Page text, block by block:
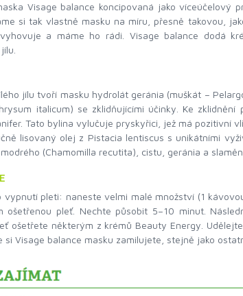
Visage balance koncipovaná jako
si tak vlastně masku na míru, přesně takovou,
a máme ho rádi. Visage balance dodá
jílu tvoří masku hydrolát geránia (muškát –
italicum) se zklidňujícími účinky. Ke
Tato bylina vylučuje pryskyřici, jež má pozitivní
lisovaný olej z Pistacia lentiscus s unikátními
(Chamomilla recutita), cistu, geránia a
vypnutí pleti: naneste velmi malé množství (1
ošetřenou pleť. Nechte působit 5–10 minut.
ošetřete některým z krémů Beauty Energy.
si Visage balance masku zamilujete, stejně jako